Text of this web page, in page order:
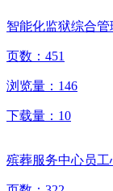
智能化监狱综合
页数： 451
浏览量： 146
下载量： 10
殡葬服务中心员